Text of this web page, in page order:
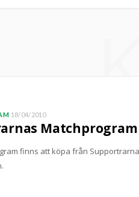
18/04/2010
Matchprogram
finns att köpa från